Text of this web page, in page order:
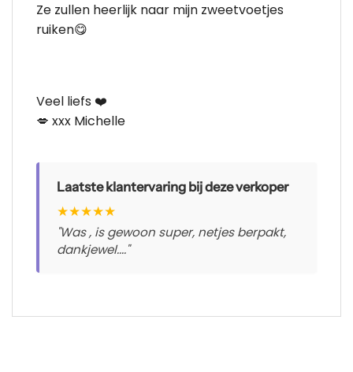
Ze zullen heerlijk naar mijn zweetvoetjes
ruiken😋
Veel liefs ❤️
💋 xxx Michelle
Laatste klantervaring bij deze verkoper
★★★★★
"Was , is gewoon super, netjes berpakt,
dankjewel...."